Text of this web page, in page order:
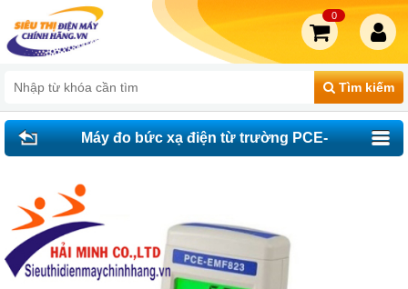
Tìm kiếm
0
Máy đo bức xạ điện từ trường PCE-